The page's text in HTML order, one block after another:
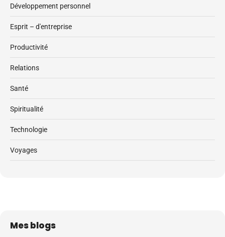
Développement personnel
Esprit – d'entreprise
Productivité
Relations
Santé
Spiritualité
Technologie
Voyages
Mes blogs